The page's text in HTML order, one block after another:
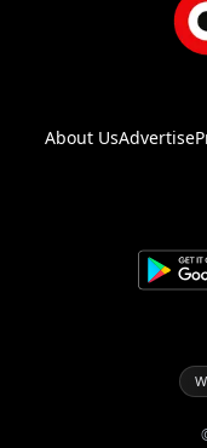
About UsAdvertise